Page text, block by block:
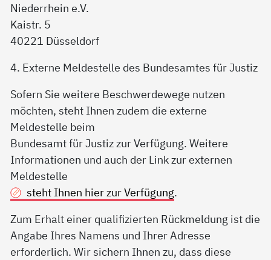
Niederrhein e.V.
Kaistr. 5
40221 Düsseldorf
4. Externe Meldestelle des Bundesamtes für Justiz
Sofern Sie weitere Beschwerdewege nutzen
möchten, steht Ihnen zudem die externe
Meldestelle beim
Bundesamt für Justiz zur Verfügung. Weitere
Informationen und auch der Link zur externen
Meldestelle
steht Ihnen hier zur Verfügung.
Zum Erhalt einer qualifizierten Rückmeldung ist die
Angabe Ihres Namens und Ihrer Adresse
erforderlich. Wir sichern Ihnen zu, dass diese